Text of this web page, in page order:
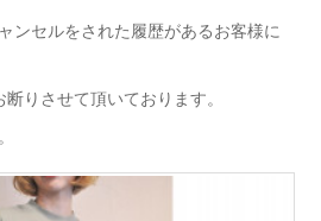
ンセルをされた履歴があるお客様に
りさせて頂いております。